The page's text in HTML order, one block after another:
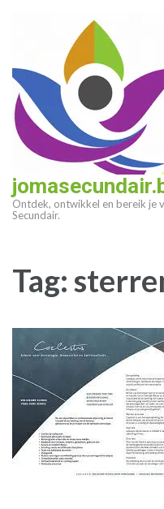
(druk
enter)
Ontdek, ontwikkel en bereik je
Secundair.
Tag: